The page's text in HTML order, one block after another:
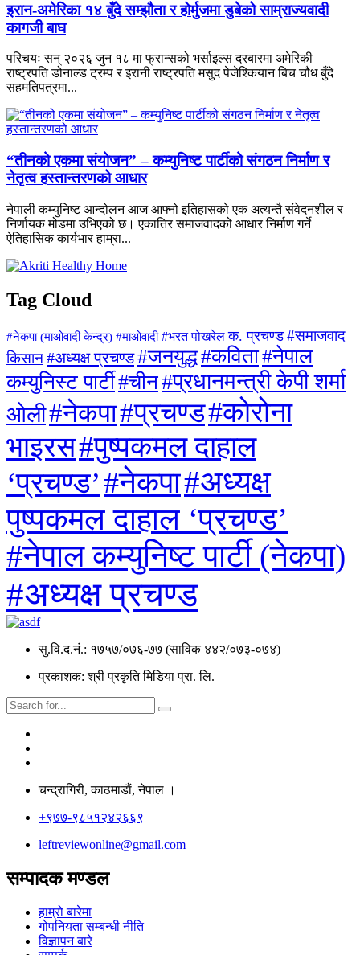
इरान-अमेरिका १४ बुँदे सम्झौता र होर्मुजमा डुबेको साम्राज्यवादी
कागजी बाघ
परिचयः सन् २०२६ जुन १८ मा फ्रान्सको भर्साइल्स दरबारमा अमेरिकी
राष्ट्रपति डोनाल्ड ट्रम्प र इरानी राष्ट्रपति मसुद पेजेश्कियान बिच चौध बुँदे
सहमतिपत्रमा...
“तीनको एकमा संयोजन” – कम्युनिष्ट पार्टीको संगठन निर्माण र
नेतृत्व हस्तान्तरणको आधार
नेपाली कम्युनिष्ट आन्दोलन आज आफ्नो इतिहासको एक अत्यन्तै संवेदनशील र
निर्णायक मोडमा उभिएको छ। एकातिर समाजवादको आधार निर्माण गर्ने
ऐतिहासिक कार्यभार हाम्रा...
Tag Cloud
#नेकपा (माओवादी केन्द्र) #माओवादी #भरत पोखरेल क. प्रचण्ड #समाजवाद
किसान#अध्यक्ष प्रचण्ड#जनयुद्ध#कविता#नेपाल
कम्युनिस्ट पार्टी#चीन#प्रधानमन्त्री केपी शर्मा
ओली#नेकपा#प्रचण्ड#कोरोना
भाइरस#पुष्पकमल दाहाल
‘प्रचण्ड’#नेकपा#अध्यक्ष
पुष्पकमल दाहाल ‘प्रचण्ड’
#नेपाल कम्युनिष्ट पार्टी (नेकपा)
#अध्यक्ष प्रचण्ड
सु.वि.द.नं.: १७५७/०७६-७७ (साविक ४४२/०७३-०७४)
प्रकाशक: श्री प्रकृति मिडिया प्रा. लि.
चन्द्रागिरी, काठमाडाैं, नेपाल ।
+९७७-९८५१२४२६६९
leftreviewonline@gmail.com
सम्पादक मण्डल
हाम्रो बारेमा
गोपनियता सम्बन्धी नीति
विज्ञापन बारे